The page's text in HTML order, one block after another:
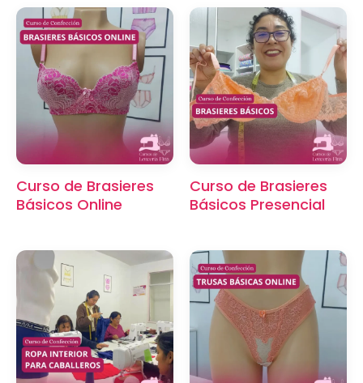
Curso de Brasieres
Básicos Online
Curso de Brasieres
Básicos Presencial